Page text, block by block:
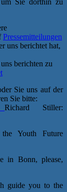
Pressemitteilungen
uns berichtet hat,
berichten zu
Sie uns auf der
Sie bitte:
Richard Stiller:
Youth Future
in Bonn, please,
guide you to the